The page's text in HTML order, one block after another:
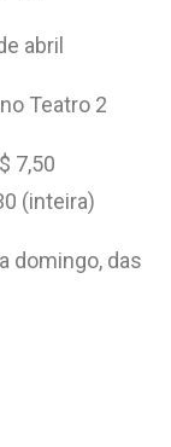
abril
Teatro 2
7,50
(inteira)
domingo, das